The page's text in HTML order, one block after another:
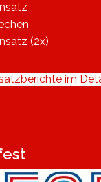
(2x)
im